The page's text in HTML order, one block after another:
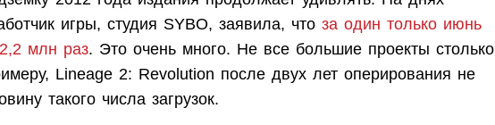
игры, студия SYBO, заявила, что за один только июнь
млн раз. Это очень много. Не все большие проекты столько
Lineage 2: Revolution после двух лет оперирования не
такого числа загрузок.